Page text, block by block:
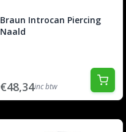
Braun Introcan Piercing
Naald
€48,34inc btw